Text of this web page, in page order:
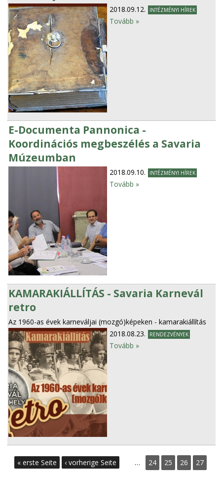
2018.09.12. INTÉZMÉNYI HÍREK
Tovább »
E-Documenta Pannonica -
Koordinációs megbeszélés a Savaria
Múzeumban
2018.09.10. INTÉZMÉNYI HÍREK
Tovább »
KAMARAKIÁLLÍTÁS - Savaria Karnevál
retro
Az 1960-as évek karneváljai (mozgó)képeken - kamarakiállítás
2018.08.23.
RENDEZVÉNYEK
Tovább »
« erste Seite ‹ vorherige Seite … 24 25 26 27